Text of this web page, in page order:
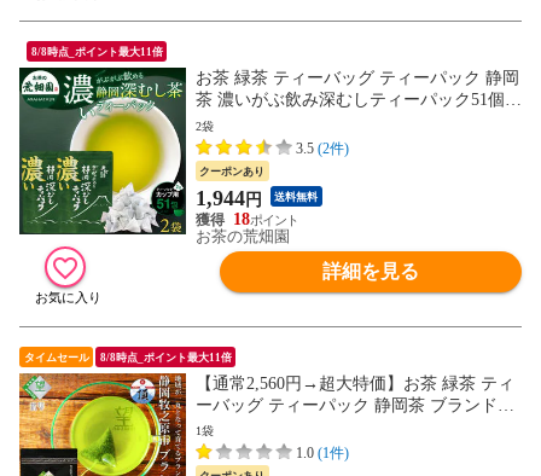
8/8時点_ポイント最大11倍
お茶 緑茶 ティーバッグ ティーパック 静岡
茶 濃いがぶ飲み深むしティーパック51個入
2袋セット
2袋
3.5 (2件)
クーポンあり
1,944円 送料無料
18
お茶の荒畑園
詳細を見る
タイムセール 8/8時点_ポイント最大11倍
【通常2,560円→超大特価】お茶 緑茶 ティ
ーバッグ ティーパック 静岡茶 ブランド茶
望銀印ティーパック 2g×30包
1袋
1.0 (1件)